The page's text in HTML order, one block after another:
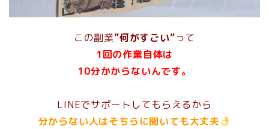
この副業”何がすごい”って
1回の作業自体は
10分かからないんです。
LINEでサポートしてもらえるから
分からない人はそちらに聞いても大丈夫